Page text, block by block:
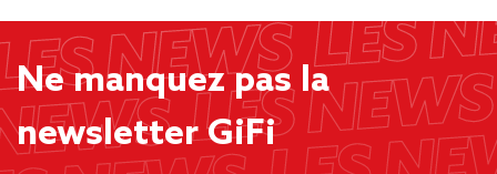
Ne manquez pas la
newsletter GiFi